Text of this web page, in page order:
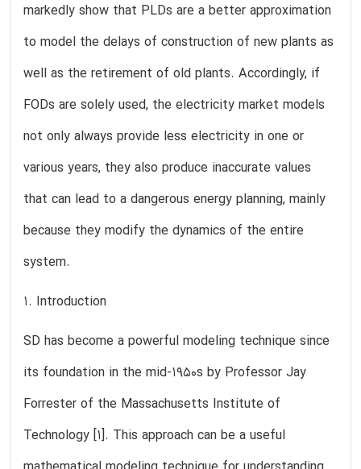
markedly show that PLDs are a better approximation
to model the delays of construction of new plants as
well as the retirement of old plants. Accordingly, if
FODs are solely used, the electricity market models
not only always provide less electricity in one or
various years, they also produce inaccurate values
that can lead to a dangerous energy planning, mainly
because they modify the dynamics of the entire
system.
1. Introduction
SD has become a powerful modeling technique since
its foundation in the mid-1950s by Professor Jay
Forrester of the Massachusetts Institute of
Technology [1]. This approach can be a useful